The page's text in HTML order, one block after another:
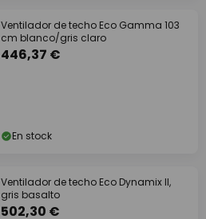
Ventilador de techo Eco Gamma 103
cm blanco/gris claro
446,37 €
En stock
Ventilador de techo Eco Dynamix II,
gris basalto
502,30 €